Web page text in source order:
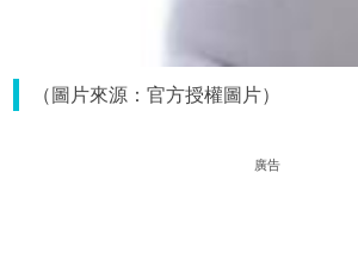
（圖片來源：官方授權圖片）
廣告